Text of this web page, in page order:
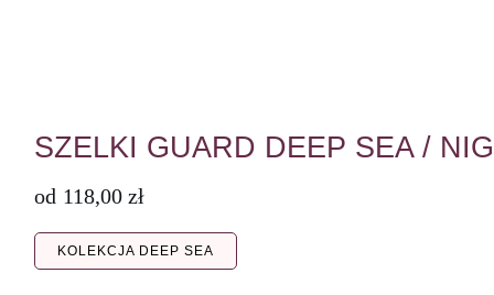
SZELKI GUARD DEEP SEA /
od 118,00zł
KOLEKCJA DEEP SEA